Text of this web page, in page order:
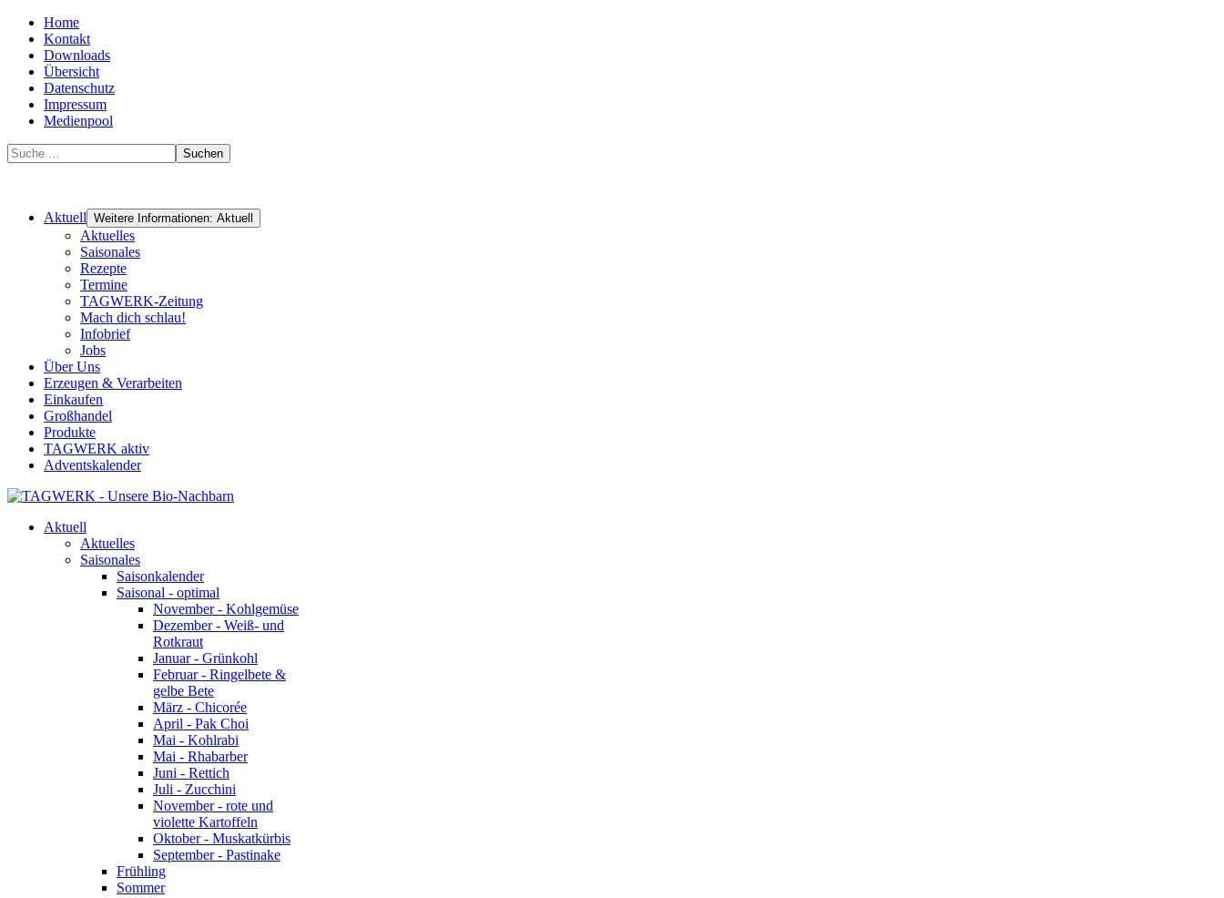
Home
Kontakt
Downloads
Übersicht
Datenschutz
Impressum
Medienpool
Suchen
Aktuell Weitere Informationen: Aktuell
Aktuelles
Saisonales
Rezepte
Termine
TAGWERK-Zeitung
Mach dich schlau!
Infobrief
Jobs
Über Uns
Erzeugen & Verarbeiten
Einkaufen
Großhandel
Produkte
TAGWERK aktiv
Adventskalender
Aktuell
Aktuelles
Saisonales
Saisonkalender
Saisonal - optimal
November - Kohlgemüse
Dezember - Weiß- und
Rotkraut
Januar - Grünkohl
Februar - Ringelbete &
gelbe Bete
März - Chicorée
April - Pak Choi
Mai - Kohlrabi
Mai - Rhabarber
Juni - Rettich
Juli - Zucchini
November - rote und
violette Kartoffeln
Oktober - Muskatkürbis
September - Pastinake
Frühling
Sommer